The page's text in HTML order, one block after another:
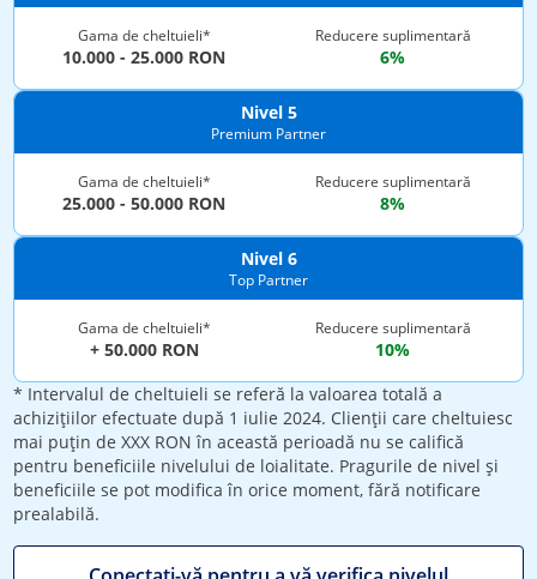
Gama de cheltuieli*
10.000 - 25.000 RON
Reducere suplimentară
6%
Nivel 5
Premium Partner
Gama de cheltuieli*
25.000 - 50.000 RON
Reducere suplimentară
8%
Nivel 6
Top Partner
Gama de cheltuieli*
+ 50.000 RON
Reducere suplimentară
10%
* Intervalul de cheltuieli se referă la valoarea totală a
achizițiilor efectuate după 1 iulie 2024. Clienții care cheltuiesc
mai puțin de XXX RON în această perioadă nu se califică
pentru beneficiile nivelului de loialitate. Pragurile de nivel și
beneficiile se pot modifica în orice moment, fără notificare
prealabilă.